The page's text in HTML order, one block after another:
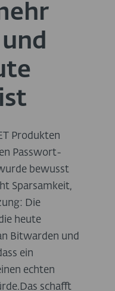
Produkten
Passwort-
bewusst
Sparsamkeit,
Die
heute
Bitwarden und
ein
echten
schafft